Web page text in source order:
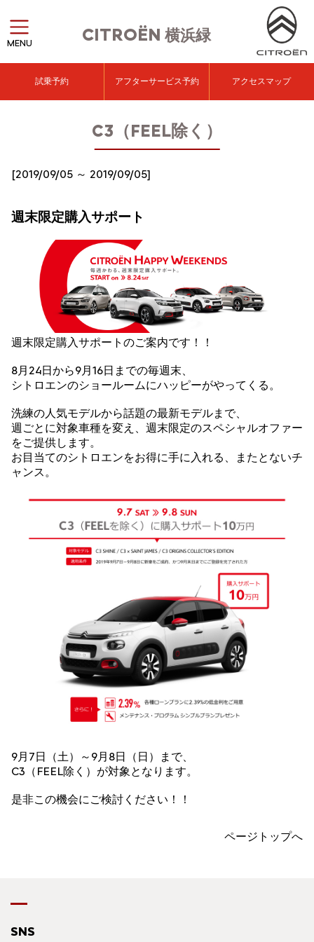
CITROËN 横浜緑
MENU
試乗予約 アフターサービス予約 アクセスマップ
C3（FEEL除く）
[2019/09/05 ～ 2019/09/05]
週末限定購入サポート
週末限定購入サポートのご案内です！！
8月24日から9月16日までの毎週末、
シトロエンのショールームにハッピーがやってくる。
洗練の人気モデルから話題の最新モデルまで、
週ごとに対象車種を変え、週末限定のスペシャルオファー
をご提供します。
お目当てのシトロエンをお得に手に入れる、またとないチ
ャンス。
9月7日（土）～9月8日（日）まで、
C3（FEEL除く）が対象となります。
是非この機会にご検討ください！！
ページトップへ
SNS